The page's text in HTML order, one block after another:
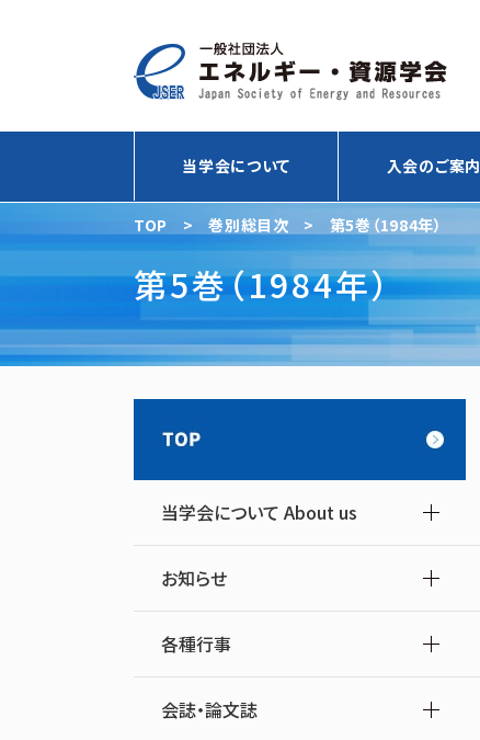
当学会について 入会のご案内
TOP > 巻別総目次 > 第5巻（1984年）
第5巻（1984年）
当学会について About us
お知らせ
各種行事
会誌・論文誌